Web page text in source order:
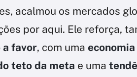
acalmou os mercados
por aqui. Ele reforça,
a favor, com uma
teto da meta e uma